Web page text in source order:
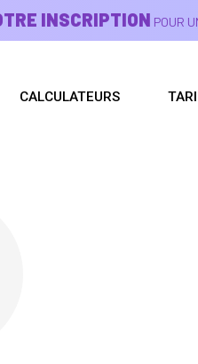
INSCRIPTION POUR
CALCULATEURS